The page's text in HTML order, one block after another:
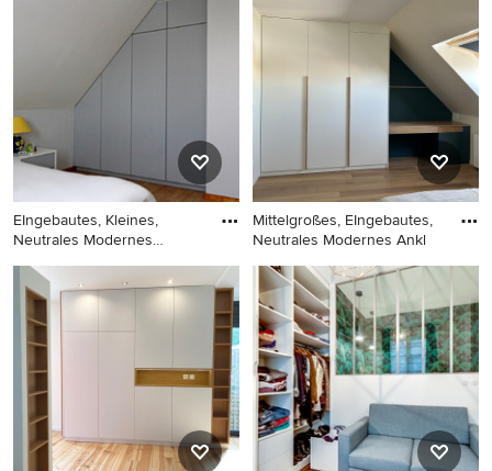
Neutrales Modernes
Ankleidezimmer in
Neutrales Modernes
Ankleidezimmer mit
flächenbündigen
Schrankfronten, hellen
Holzschränken, hellem
Holzboden, beigem Boden
und Tapetendecke in Paris
EIngebautes, Kleines,
Neutrales Modernes
EIngebautes, Kleines,
Neutrales Modernes
Ankleidezimmer mit grauen
Schränken und hellem
Holzboden in Grenoble
Mittelgroßes, EIngebautes,
Neutrales Modernes Ankl
Mittelgroßes, EIngebautes,
Neutrales Modernes
Ankleidezimmer mit hellem
Holzboden, braunem Boden
und weißen Schränken in
Paris